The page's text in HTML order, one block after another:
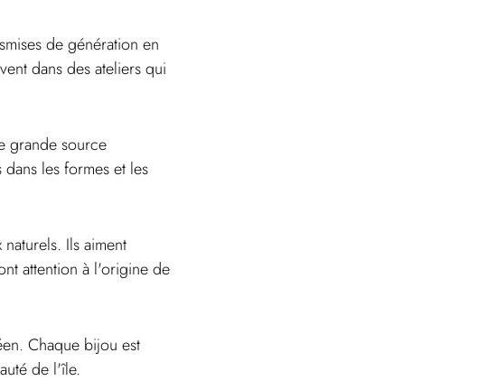
de génération en
dans des ateliers qui
grande source
les formes et les
Ils aiment
attention à l'origine de
Chaque bijou est
de l'île.